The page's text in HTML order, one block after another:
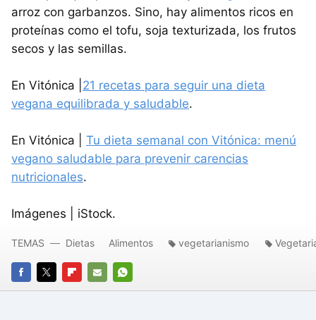
arroz con garbanzos. Sino, hay alimentos ricos en
proteínas como el tofu, soja texturizada, los frutos
secos y las semillas.
En Vitónica | 21 recetas para seguir una dieta
vegana equilibrada y saludable.
En Vitónica | Tu dieta semanal con Vitónica: menú
vegano saludable para prevenir carencias
nutricionales.
Imágenes | iStock.
FACEBOOK
TWITTERFLIPBOARD
E-
WHATSAPP
TEMAS Dietas Alimentos vegetarianismo